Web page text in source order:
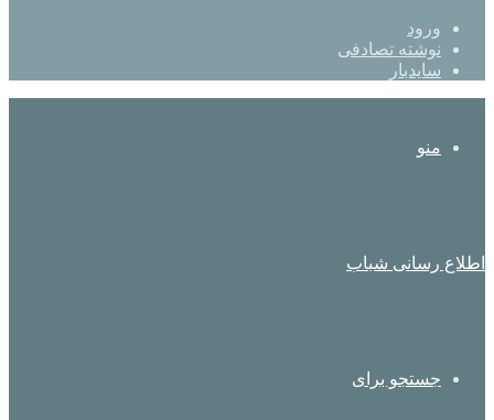
ورود
نوشته تصادفی
سایدبار
منو
اطلاع رسانی شباب
جستجو برای